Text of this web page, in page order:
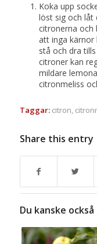
Koka upp
löst sig och låt
citronerna och
att inga kärnor
stå och dra
citroner kan
mildare
citronmeliss
Taggar: citron,
Share this entry
Du kanske